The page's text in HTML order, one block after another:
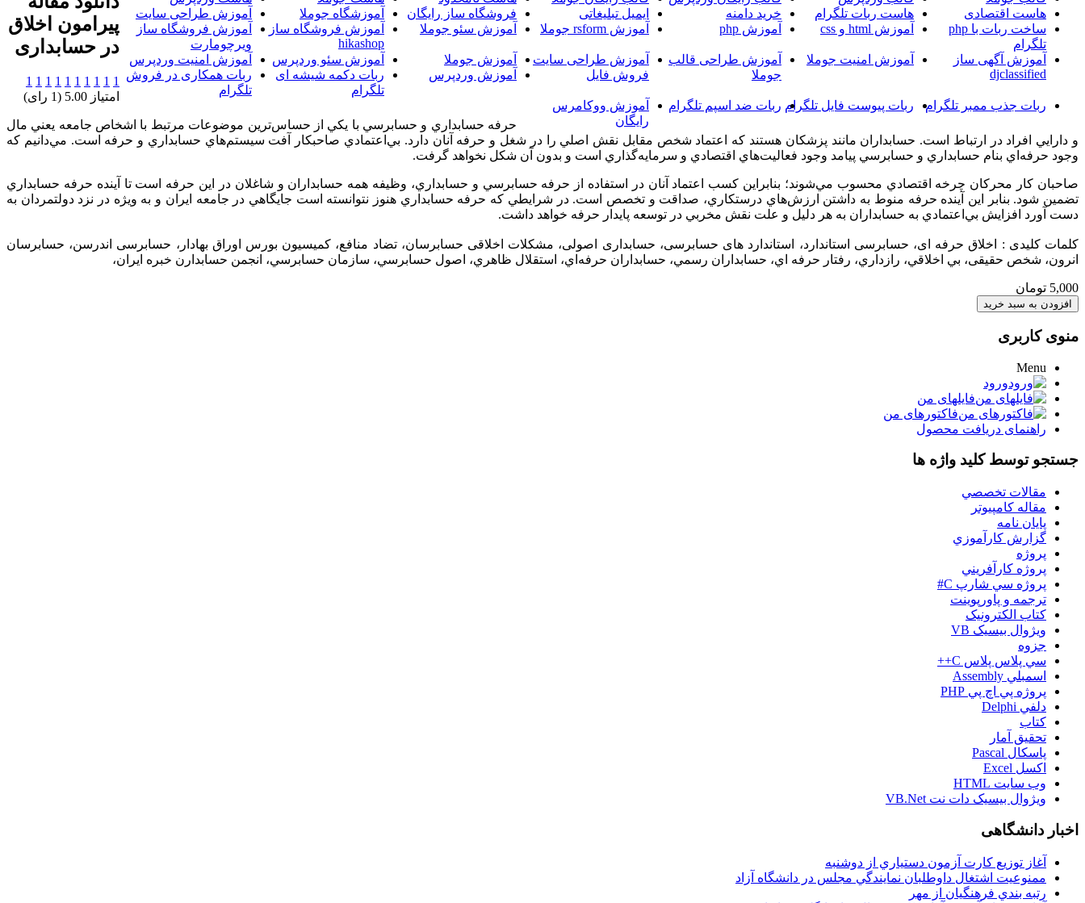
هاست اقتصادی
هاست ربات تلگرام خرید دامنه ایمیل تبلیغاتی فروشگاه ساز رایگان آموزشگاه جوملا
آموزش طراحی سایت
ساخت ربات با php
تلگرام
آموزش html و css آموزش php آموزش rsform جوملا آموزش سئو جوملا
آموزش فروشگاه ساز
hikashop
آموزش فروشگاه ساز
ویرچومارت
آموزش آگهی ساز
djclassified
آموزش امنیت جوملا
آموزش طراحی قالب
جوملا
آموزش طراحی سایت
فروش فایل
آموزش جوملا آموزش سئو وردپرس
آموزش امنیت وردپرس
آموزش وردپرس
ربات دکمه شیشه ای
تلگرام
ربات همکاری در فروش
تلگرام
ربات جذب ممبر تلگرام
ربات پیوست فایل تلگرام ربات ضد اسپم تلگرام
آموزش ووکامرس
رایگان
پیرامون اخلاق
در حسابداری
1
1
1
1
1
1
1
1
1
1
امتیاز 5.00 (1 رای)
حرفه حسابداري و حسابرسي با يكي از حساس‌ترين موضوعات مرتبط با اشخاص جامعه يعني مال
و دارايي افراد در ارتباط است. حسابداران مانند پزشكان هستند كه اعتماد شخص مقابل نقش اصلي را در شغل و حرفه آنان دارد. بي‌اعتمادي صاحبكار آفت سيستم‌هاي حسابداري و حرفه است. مي‌دانيم كه
وجود حرفه‌اي بنام حسابداري و حسابرسي پيامد وجود فعاليت‌هاي اقتصادي و سرمايه‌گذاري است و بدون آن شكل نخواهد گرفت.
صاحبان كار محركان چرخه اقتصادي محسوب مي‌شوند؛ بنابراين كسب اعتماد آنان در استفاده از حرفه حسابرسي و حسابداري، وظيفه همه حسابداران و شاغلان در اين حرفه است تا آينده حرفه حسابداري
تضمين شود. بنابر اين آينده حرفه منوط به داشتن ارزش‌هاي درستكاري، صداقت و تخصص است. در شرايطي كه حرفه حسابداري هنوز نتوانسته است جايگاهي در جامعه ايران و به ويژه در نزد دولتمردان به
دست آورد افزايش بي‌اعتمادي به حسابداران به هر دليل و علت نقش مخربي در توسعه پايدار حرفه خواهد داشت.
کلمات کلیدی : اخلاق حرفه ای، حسابرسی استاندارد، استاندارد های حسابرسی، حسابداری اصولی، مشکلات اخلاقی حسابرسان، تضاد منافع، کمیسیون بورس اوراق بهادار، حسابرسی اندرسن، حسابرسان
انرون، شخص حقیقی، بي اخلاقي، رازداري، رفتار حرفه اي، حسابداران رسمي، حسابداران حرفه‌اي، استقلا‌ل ظاهري، اصول حسابرسي، سازمان حسابرسي، انجمن حسابدارن خبره ايران،
5,000 تومان
منوی کاربری
Menu
ورود
فایلهای من
فاکتورهای من
راهنمای دریافت محصول
جستجو توسط کلید واژه ها
مقالات تخصصي
مقاله کامپیوتر
پایان نامه
گزارش کارآموزي
پروژه
پروژه کارآفريني
پروژه سي شارپ C#
ترجمه و پاورپوينت
کتاب الکترونيک
ويژوال بيسيک VB
جزوه
سي پلاس پلاس C++
اسمبلي Assembly
پروژه پي اچ پي PHP
دلفي Delphi
کتاب
تحقيق آمار
پاسکال Pascal
اکسل Excel
وب سايت HTML
ويژوال بيسيک دات نت VB.Net
اخبار دانشگاهی
آغاز توزيع کارت آزمون دستياري از دوشنبه
ممنوعيت اشتغال داوطلبان نمايندگي مجلس در دانشگاه آزاد
رتبه بندي فرهنگيان از مهر